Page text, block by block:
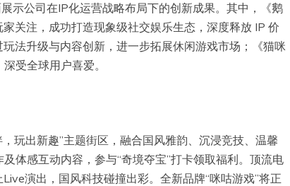
示公司在IP化运营战略布局下的创新成果。其中，《鹅
关注，成功打造现象级社交娱乐生态，深度释放 IP 价
法升级与内容创新，进一步拓展休闲游戏市场；《猫咪
受全球用户喜爱。
玩出新趣”主题街区，融合国风雅韵、沉浸竞技、温馨
体感互动内容，参与“奇境夺宝”打卡领取福利。顶流电
演出，国风科技碰撞出彩。全新品牌“咪咕游戏”将正